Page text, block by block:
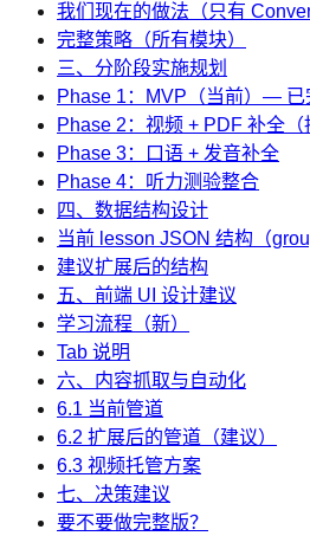
我们现在的做法（只有
完整策略（所有模块）
三、分阶段实施规划
Phase 1：MVP（当前）— 已
Phase 2：视频 + PDF 补全（
Phase 3：口语 + 发音补全
Phase 4：听力测验整合
四、数据结构设计
当前 lesson JSON 结构（
建议扩展后的结构
五、前端 UI 设计建议
学习流程（新）
Tab 说明
六、内容抓取与自动化
6.1 当前管道
6.2 扩展后的管道（建议）
6.3 视频托管方案
七、决策建议
要不要做完整版？